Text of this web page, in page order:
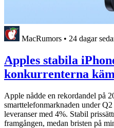
MacRumors • 24 dagar
Apples stabila
konkurrenterna
Apple nådde en rekordandel på
smarttelefonmarknaden under
leveranser med 4%. Stabil
framgången, medan bristen på